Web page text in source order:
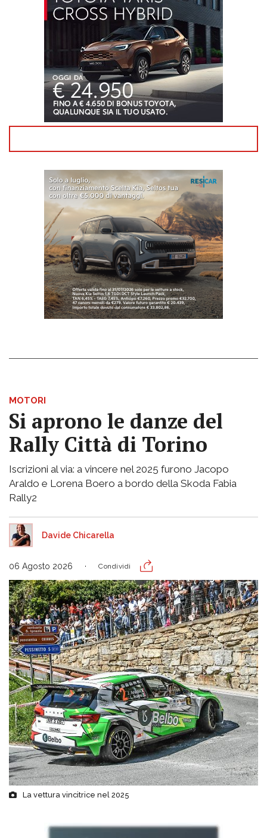
MOTORI
Si aprono le danze del
Rally Città di Torino
Iscrizioni al via: a vincere nel 2025 furono Jacopo
Araldo e Lorena Boero a bordo della Skoda Fabia
Rally2
Davide Chicarella
06 Agosto 2026 Condividi
La vettura vincitrice nel 2025